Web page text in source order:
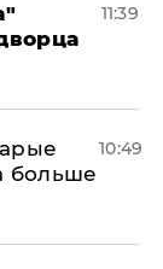
11:39
больше
10:49